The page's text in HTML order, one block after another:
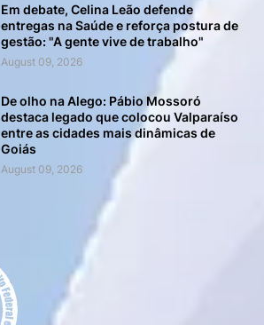
Em debate, Celina Leão defende
entregas na Saúde e reforça postura de
gestão: "A gente vive de trabalho"
August 09, 2026
De olho na Alego: Pábio Mossoró
destaca legado que colocou Valparaíso
entre as cidades mais dinâmicas de
Goiás
August 09, 2026